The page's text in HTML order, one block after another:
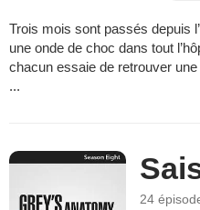
Trois mois sont passés depuis
une onde de choc dans tout
chacun essaie de retrouver
...
24